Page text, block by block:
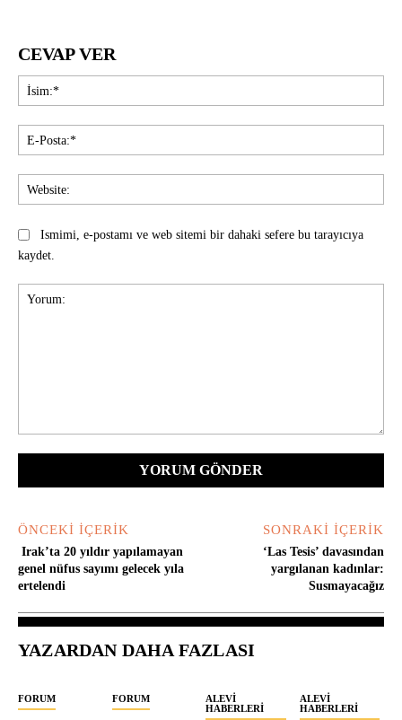
CEVAP VER
Ismimi, e-postamı ve web sitemi bir dahaki sefere bu tarayıcıya
kaydet.
ÖNCEKI İÇERIK
Irak’ta 20 yıldır yapılamayan
genel nüfus sayımı gelecek yıla
ertelendi
SONRAKI İÇERIK
‘Las Tesis’ davasından
yargılanan kadınlar:
Susmayacağız
YAZARDAN DAHA FAZLASI
FORUM FORUM
ALEVI
HABERLERI
ALEVI
HABERLERI